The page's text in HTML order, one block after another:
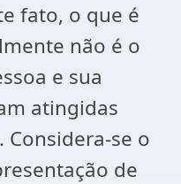
fato, o que é
não é o
e sua
atingidas
se o
de